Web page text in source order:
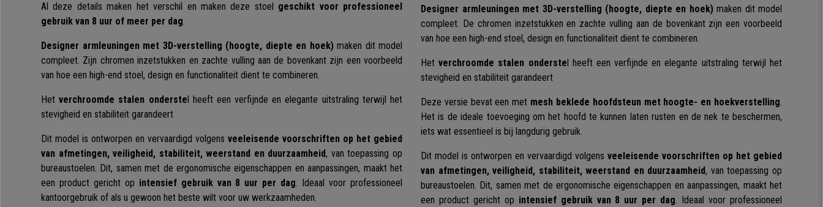
Al deze details maken het verschil en maken deze stoel geschikt voor professioneel
gebruik van 8 uur of meer per dag.
Designer armleuningen met 3D-verstelling (hoogte, diepte en hoek) maken dit model
compleet. Zijn chromen inzetstukken en zachte vulling aan de bovenkant zijn een voorbeeld
van hoe een high-end stoel, design en functionaliteit dient te combineren.
Hetverchroomde stalen onderstel heeft een verfijnde en elegante uitstraling terwijl het
stevigheid en stabiliteit garandeert
Dit model is ontworpen en vervaardigd volgens veeleisende voorschriften op het gebied
van afmetingen, veiligheid, stabiliteit, weerstand en duurzaamheid, van toepassing op
bureaustoelen. Dit, samen met de ergonomische eigenschappen en aanpassingen, maakt het
een product gericht op intensief gebruik van 8 uur per dag. Ideaal voor professioneel
kantoorgebruik of als u gewoon het beste wilt voor uw werkzaamheden.
Designer armleuningen met 3D-verstelling (hoogte, diepte en hoek) maken dit model
compleet. De chromen inzetstukken en zachte vulling aan de bovenkant zijn een voorbeeld
van hoe een high-end stoel, design en functionaliteit dient te combineren.
Hetverchroomde stalen onderstel heeft een verfijnde en elegante uitstraling terwijl het
stevigheid en stabiliteit garandeert
Deze versie bevat een met mesh beklede hoofdsteun met hoogte- en hoekverstelling.
Het is de ideale toevoeging om het hoofd te kunnen laten rusten en de nek te beschermen,
iets wat essentieel is bij langdurig gebruik.
Dit model is ontworpen en vervaardigd volgens veeleisende voorschriften op het gebied
van afmetingen, veiligheid, stabiliteit, weerstand en duurzaamheid, van toepassing op
bureaustoelen. Dit, samen met de ergonomische eigenschappen en aanpassingen, maakt het
een product gericht op intensief gebruik van 8 uur per dag. Ideaal voor professioneel